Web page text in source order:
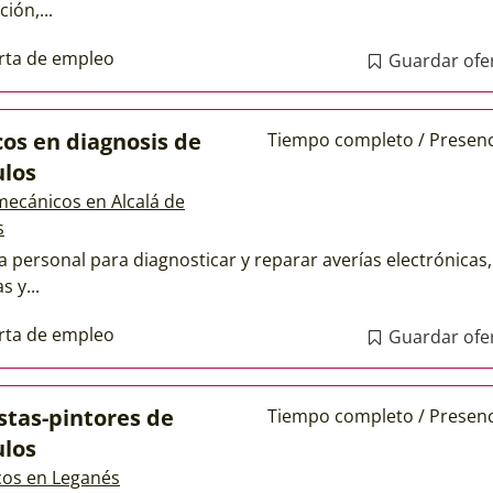
de empleo
Guardar
en diagnosis de
en Alcalá de
Tiempo completo /
personal para diagnosticar y reparar averías electrónicas,
y...
de empleo
Guardar
pintores de
en Leganés
Tiempo completo /